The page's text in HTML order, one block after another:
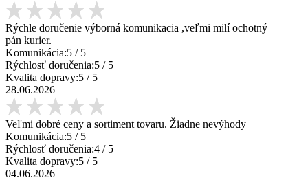
Rýchle doručenie výborná komunikacia ,veľmi milí ochotný
pán kurier.
Komunikácia:5 / 5
Rýchlosť doručenia:5 / 5
Kvalita dopravy:5 / 5
28.06.2026
Veľmi dobré ceny a sortiment tovaru. Žiadne nevýhody
Komunikácia:5 / 5
Rýchlosť doručenia:4 / 5
Kvalita dopravy:5 / 5
04.06.2026